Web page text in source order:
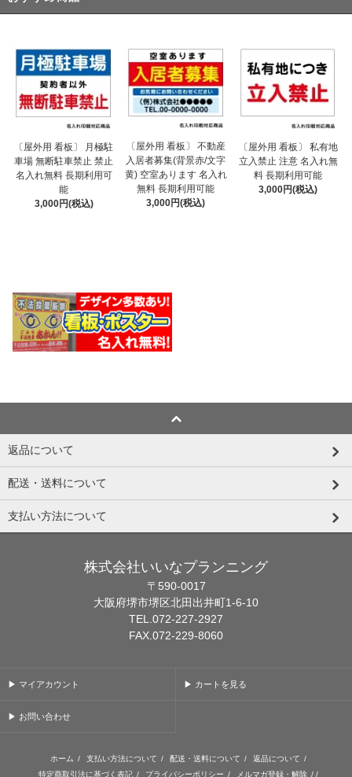
〔屋外用 看板〕 月極駐
車場 無断駐車禁止 禁止
名入れ無料 長期利用可
能
3,000円(税込)
〔屋外用 看板〕 不動産
入居者募集(背景赤/文字
黄) 空室あります 名入れ
無料 長期利用可能
3,000円(税込)
〔屋外用 看板〕 私有地
立入禁止 注意 名入れ無
料 長期利用可能
3,000円(税込)
返品について
配送・送料について
支払い方法について
株式会社いいなプランニング
〒590-0017
大阪府堺市堺区北田出井町1-6-10
TEL.072-227-2927
FAX.072-229-8060
▶ マイアカウント ▶ カートを見る
▶ お問い合わせ
ホーム / 支払い方法について / 配送・送料について / 返品について /
特定商取引法に基づく表記 / プライバシーポリシー / メルマガ登録・解除 / /